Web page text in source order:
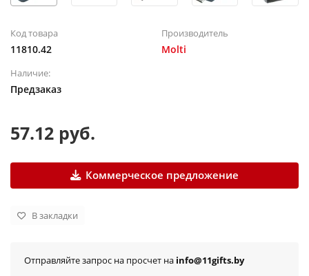
Код товара
11810.42
Производитель
Molti
Наличие:
Предзаказ
57.12 руб.
Коммерческое предложение
В закладки
Отправляйте запрос на просчет на info@11gifts.by